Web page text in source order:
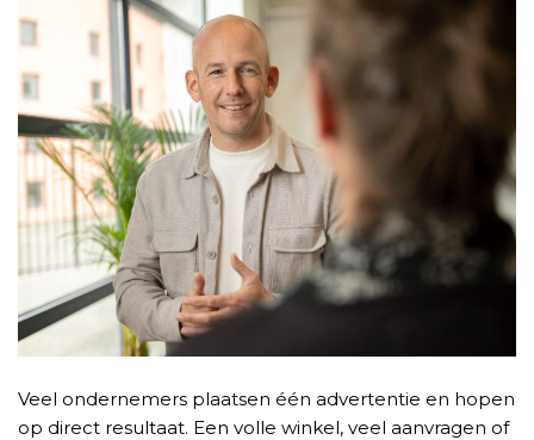
Veel ondernemers plaatsen één advertentie en hopen
op direct resultaat. Een volle winkel, veel aanvragen of